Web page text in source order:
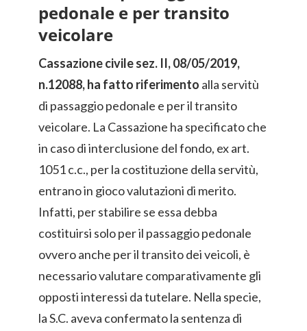
pedonale e per transito
veicolare
Cassazione civile sez. II, 08/05/2019,
n.12088, ha fatto riferimento alla servitù
di passaggio pedonale e per il transito
veicolare. La Cassazione ha specificato che
in caso di interclusione del fondo, ex art.
1051 c.c., per la costituzione della servitù,
entrano in gioco valutazioni di merito.
Infatti, per stabilire se essa debba
costituirsi solo per il passaggio pedonale
ovvero anche per il transito dei veicoli, è
necessario valutare comparativamente gli
opposti interessi da tutelare. Nella specie,
la S.C. aveva confermato la sentenza di